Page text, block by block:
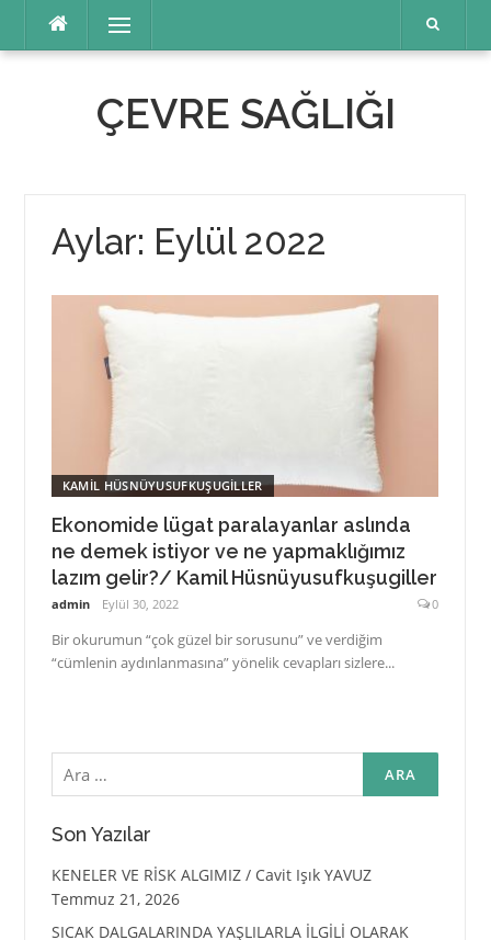
Menü
ÇEVRE SAĞLIĞI
Aylar: Eylül 2022
KAMİL HÜSNÜYUSUFKUŞUGİLLER
Ekonomide lügat paralayanlar aslında
ne demek istiyor ve ne yapmaklığımız
lazım gelir?/ Kamil Hüsnüyusufkuşugiller
admin Eylül 30, 2022 0
Bir okurumun “çok güzel bir sorusunu” ve verdiğim
“cümlenin aydınlanmasına” yönelik cevapları sizlere...
Arama:
Son Yazılar
KENELER VE RİSK ALGIMIZ / Cavit Işık YAVUZ
Temmuz 21, 2026
SICAK DALGALARINDA YAŞLILARLA İLGİLİ OLARAK